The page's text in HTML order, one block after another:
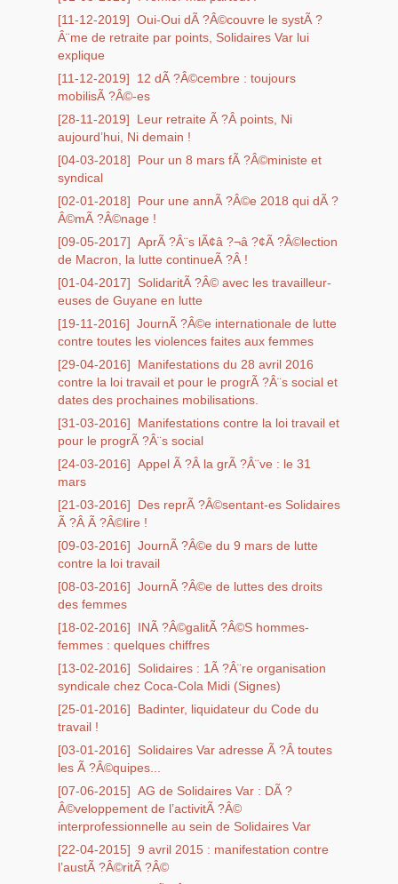
[11-12-2019] Oui-Oui dÃ ?Â©couvre le systÃ ?
Â¨me de retraite par points, Solidaires Var lui
explique
[11-12-2019]
12 dÃ ?Â©cembre : toujours
mobilisÃ ?Â©-es
[28-11-2019]
Leur retraite Ã ?Â points, Ni
aujourd’hui, Ni demain !
[04-03-2018]
Pour un 8 mars fÃ ?Â©ministe et
syndical
[02-01-2018]
Pour une annÃ ?Â©e 2018 qui dÃ ?
Â©mÃ ?Â©nage !
[09-05-2017] AprÃ ?Â¨s lÃ¢â ?¬â ?¢Ã ?Â©lection
de Macron, la lutte continueÃ ?Â !
[01-04-2017]
SolidaritÃ ?Â© avec les travailleur-
euses de Guyane en lutte
[19-11-2016] JournÃ ?Â©e internationale de lutte
contre toutes les violences faites aux femmes
[29-04-2016]
Manifestations du 28 avril 2016
contre la loi travail et pour le progrÃ ?Â¨s social et
dates des prochaines mobilisations.
[31-03-2016]
Manifestations contre la loi travail et
pour le progrÃ ?Â¨s social
[24-03-2016] Appel Ã ?Â la grÃ ?Â¨ve : le 31
mars
[21-03-2016]
Des reprÃ ?Â©sentant-es Solidaires
Ã ?Â Ã ?Â©lire !
[09-03-2016] JournÃ ?Â©e du 9 mars de lutte
contre la loi travail
[08-03-2016] JournÃ ?Â©e de luttes des droits
des femmes
[18-02-2016]
INÃ ?Â©galitÃ ?Â©S hommes-
femmes : quelques chiffres
[13-02-2016]
Solidaires : 1Ã ?Â¨re organisation
syndicale chez Coca-Cola Midi (Signes)
[25-01-2016]
Badinter, liquidateur du Code du
travail !
[03-01-2016]
Solidaires Var adresse Ã ?Â toutes
les Ã ?Â©quipes...
[07-06-2015] AG de Solidaires Var : DÃ ?
Â©veloppement de l’activitÃ ?Â©
interprofessionnelle au sein de Solidaires Var
[22-04-2015] 9 avril 2015 : manifestation contre
l’austÃ ?Â©ritÃ ?Â©